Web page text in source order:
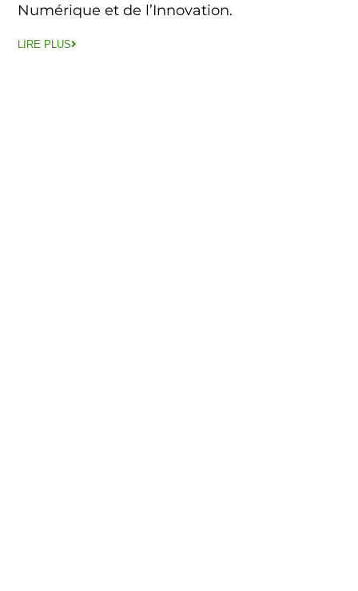
Numérique et de l’Innovation.
LIRE PLUS